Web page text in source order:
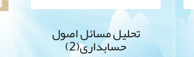
تحلیل مسائل اصول
حسابداری(2)